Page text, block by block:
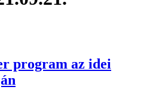
program az idei